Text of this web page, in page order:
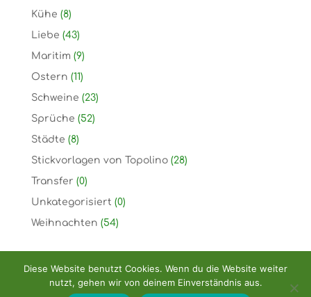
Kühe (8)
Liebe (43)
Maritim (9)
Ostern (11)
Schweine (23)
Sprüche (52)
Städte (8)
Stickvorlagen von Topolino (28)
Transfer (0)
Unkategorisiert (0)
Weihnachten (54)
Copyright: Handarbeitshandel Dirk Rellecke
Diese Website benutzt Cookies. Wenn du die Website weiter
nutzt, gehen wir von deinem Einverständnis aus.